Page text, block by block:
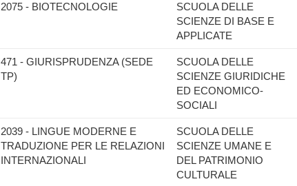
2075 - BIOTECNOLOGIE
SCUOLA DELLE
SCIENZE DI BASE E
APPLICATE
471 - GIURISPRUDENZA (SEDE
TP)
SCUOLA DELLE
SCIENZE GIURIDICHE
ED ECONOMICO-
SOCIALI
2039 - LINGUE MODERNE E
TRADUZIONE PER LE RELAZIONI
INTERNAZIONALI
SCUOLA DELLE
SCIENZE UMANE E
DEL PATRIMONIO
CULTURALE